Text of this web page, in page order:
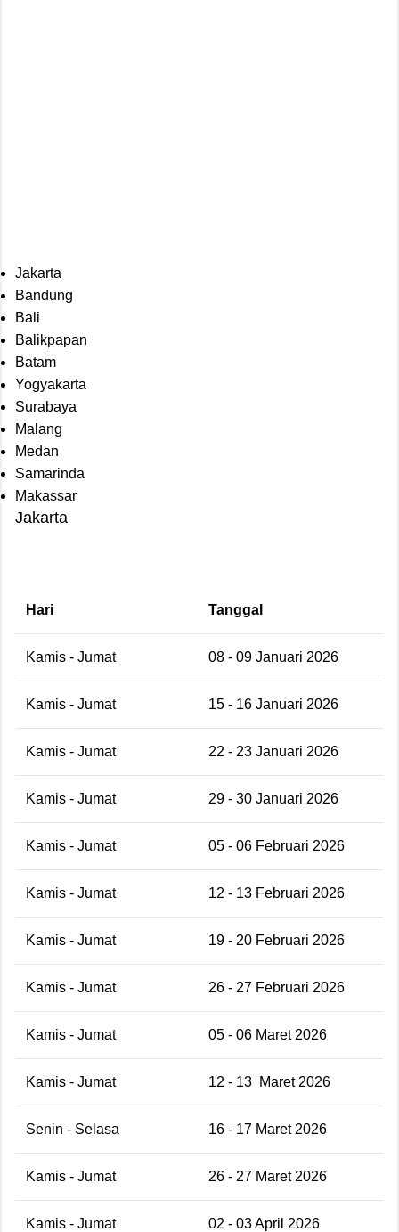
Jakarta
Bandung
Bali
Balikpapan
Batam
Yogyakarta
Surabaya
Malang
Medan
Samarinda
Makassar
Jakarta
Hari Tanggal
Kamis - Jumat 08 - 09 Januari 2026
Kamis - Jumat 15 - 16 Januari 2026
Kamis - Jumat 22 - 23 Januari 2026
Kamis - Jumat 29 - 30 Januari 2026
Kamis - Jumat 05 - 06 Februari 2026
Kamis - Jumat 12 - 13 Februari 2026
Kamis - Jumat 19 - 20 Februari 2026
Kamis - Jumat 26 - 27 Februari 2026
Kamis - Jumat 05 - 06 Maret 2026
Kamis - Jumat 12 - 13 Maret 2026
Senin - Selasa 16 - 17 Maret 2026
Kamis - Jumat 26 - 27 Maret 2026
Kamis - Jumat 02 - 03 April 2026